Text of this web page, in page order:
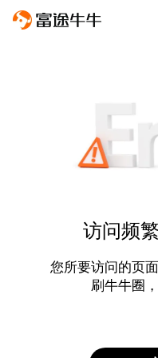
访问频
您所要访问的页
刷牛牛圈